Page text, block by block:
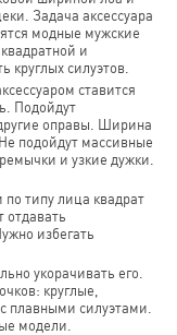
Задача аксессуара
модные мужские
и
круглых силуэтов.
ставится
Подойдут
оправы. Ширина
подойдут массивные
и узкие дужки.
типу лица квадрат
отдавать
избегать
укорачивать его.
круглые,
плавными силуэтами.
модели.